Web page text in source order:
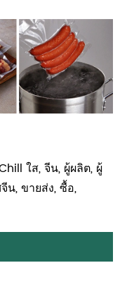
ใส, จีน, ผู้ผลิต, ผู้
น, ขายส่ง, ซื้อ,